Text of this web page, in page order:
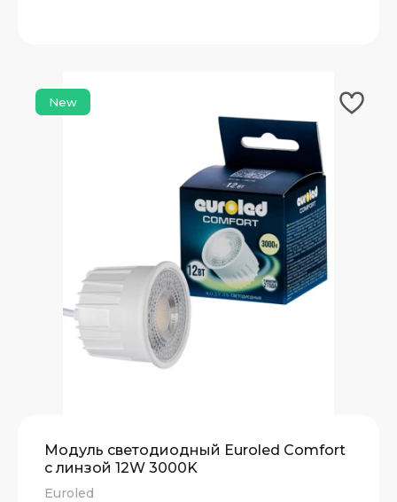
New
Модуль светодиодный Euroled Comfort
с линзой 12W 3000K
Euroled